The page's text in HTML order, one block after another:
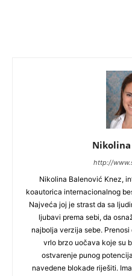
http://
Nikolina Balenović Knez,
koautorica internacionalnog
Najveća joj je strast da sa
ljubavi prema sebi, da
najbolja verzija sebe.
vrlo brzo uočava koje su
ostvarenje punog
navedene blokade riješiti.